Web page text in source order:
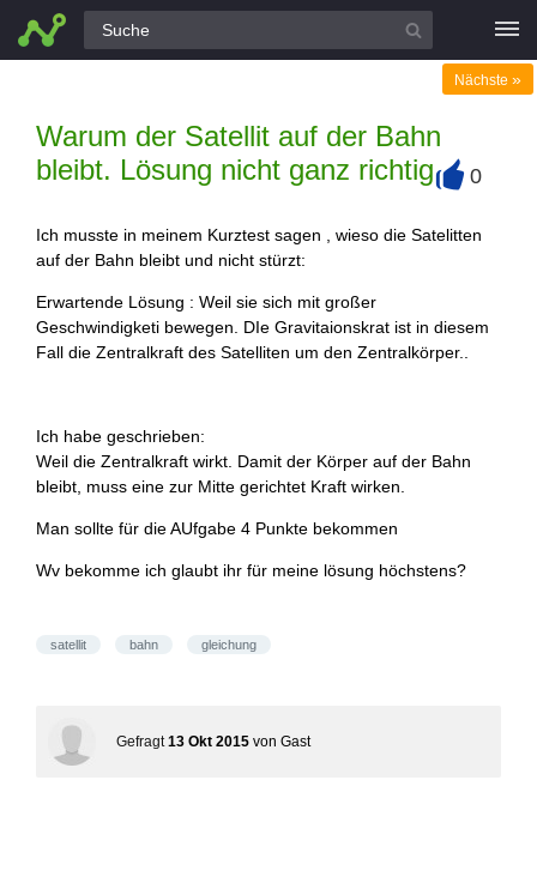
Alle Fragen
Warum der Satellit auf der Bahn
bleibt. Lösung nicht ganz richtig
Nächste »
0
Ich musste in meinem Kurztest sagen , wieso die Satelitten
auf der Bahn bleibt und nicht stürzt:
Erwartende Lösung : Weil sie sich mit großer
Geschwindigketi bewegen. DIe Gravitaionskrat ist in diesem
Fall die Zentralkraft des Satelliten um den Zentralkörper..
Ich habe geschrieben:
Weil die Zentralkraft wirkt. Damit der Körper auf der Bahn
bleibt, muss eine zur Mitte gerichtet Kraft wirken.
Man sollte für die AUfgabe 4 Punkte bekommen
Wv bekomme ich glaubt ihr für meine lösung höchstens?
satellit bahn gleichung
Gefragt 13 Okt 2015 von Gast